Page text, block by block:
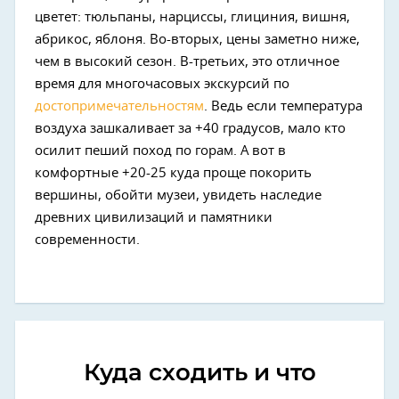
цветет: тюльпаны, нарциссы, глициния, вишня,
абрикос, яблоня. Во-вторых, цены заметно ниже,
чем в высокий сезон. В-третьих, это отличное
время для многочасовых экскурсий по
достопримечательностям. Ведь если температура
воздуха зашкаливает за +40 градусов, мало кто
осилит пеший поход по горам. А вот в
комфортные +20-25 куда проще покорить
вершины, обойти музеи, увидеть наследие
древних цивилизаций и памятники
современности.
Куда сходить и что